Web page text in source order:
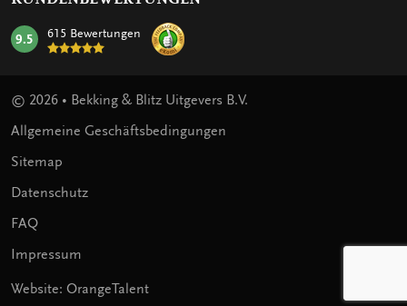
mark:
9.5 615 Bewertungen
© 2026 • Bekking & Blitz Uitgevers B.V.
Allgemeine Geschäftsbedingungen
Sitemap
Datenschutz
FAQ
Impressum
Website: OrangeTalent